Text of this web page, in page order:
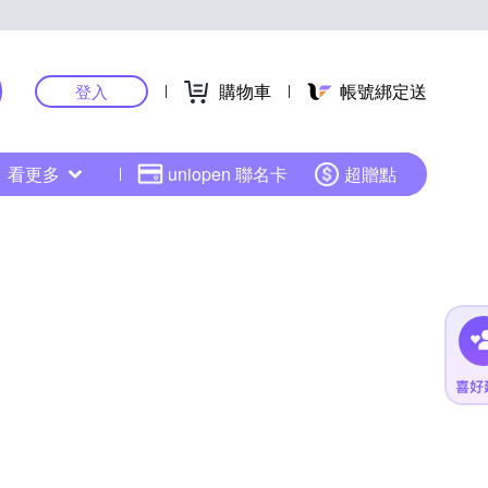
登入 購物車 帳號綁定送
看更多 uniopen 聯名卡 超贈點